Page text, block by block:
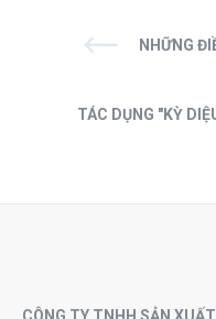
NHỮNG
TÁC DỤNG "KỲ